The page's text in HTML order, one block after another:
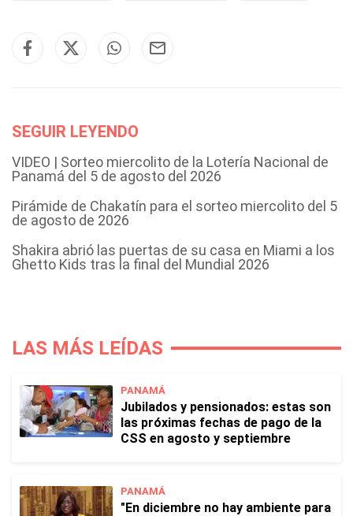
SEGUIR LEYENDO
VIDEO | Sorteo miercolito de la Lotería Nacional de
Panamá del 5 de agosto del 2026
Pirámide de Chakatín para el sorteo miercolito del 5
de agosto de 2026
Shakira abrió las puertas de su casa en Miami a los
Ghetto Kids tras la final del Mundial 2026
LAS MÁS LEÍDAS
PANAMÁ
Jubilados y pensionados: estas son
las próximas fechas de pago de la
CSS en agosto y septiembre
PANAMÁ
"En diciembre no hay ambiente para